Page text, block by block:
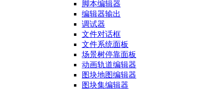
脚本编辑器
编辑器输出
调试器
文件对话框
文件系统面板
场景树停靠面板
动画轨道编辑器
图块地图编辑器
图块集编辑器